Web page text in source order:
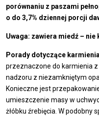
porównaniu z paszami
o do 3,7% dziennej porcji
Uwaga: zawiera miedź – nie
Porady dotyczące
przeznaczone do karmienia
nadzoru z niezamkniętym
Konieczne jest
umieszczenie masy w
żłóbku źrebięcia. W podobny